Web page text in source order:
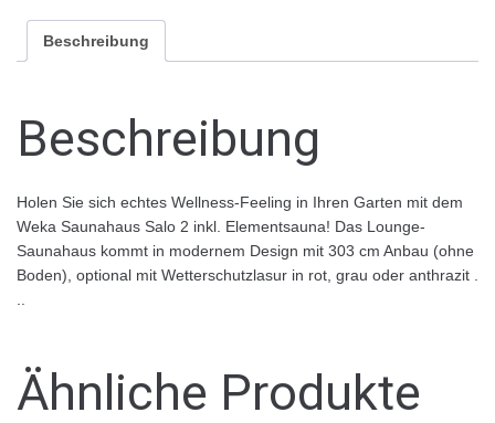
Beschreibung
Beschreibung
Holen Sie sich echtes Wellness-Feeling in Ihren Garten mit dem
Weka Saunahaus Salo 2 inkl. Elementsauna! Das Lounge-
Saunahaus kommt in modernem Design mit 303 cm Anbau (ohne
Boden), optional mit Wetterschutzlasur in rot, grau oder anthrazit .
Ähnliche Produkte